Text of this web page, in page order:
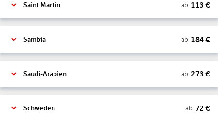
Saint Martin ab 113 €
Sambia ab 184€
Saudi-Arabien ab 273 €
Schweden ab 72 €